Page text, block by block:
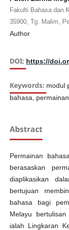
Fakulti Bahasa dan
35900, Tg. Malim,
Author
DOI: https://
Keywords: modul
bahasa,
Abstract
Permainan
berasaskan
diaplikasikan
bertujuan
bahasa bagi
Melayu
ialah Lingkaran